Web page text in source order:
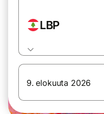
LBP
9. elokuuta 2026